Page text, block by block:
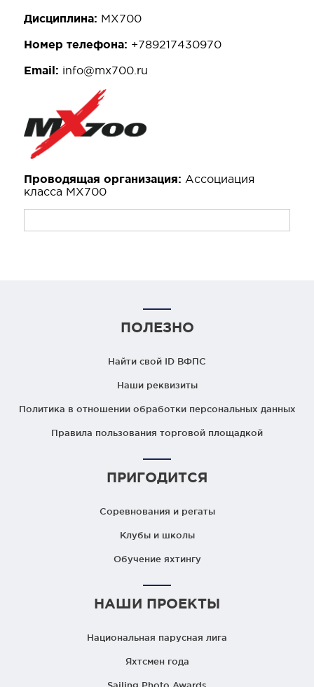
Дисциплина: MX700
Номер телефона: +789217430970
Email: info@mx700.ru
Проводящая организация: Ассоциация
класса МХ700
ПОЛЕЗНО
Найти свой ID ВФПС
Наши реквизиты
Политика в отношении обработки персональных данных
Правила пользования торговой площадкой
ПРИГОДИТСЯ
Соревнования и регаты
Клубы и школы
Обучение яхтингу
НАШИ ПРОЕКТЫ
Национальная парусная лига
Яхтсмен года
Sailing Photo Awards